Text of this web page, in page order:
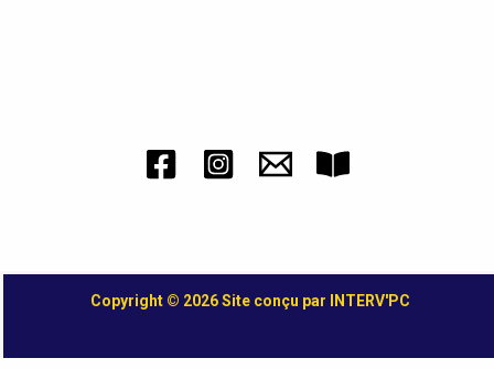
Copyright © 2026 Site conçu par INTERV'PC